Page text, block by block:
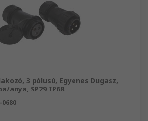
3 pólusú, Egyenes Dugasz,
anya, SP29 IP68
0680